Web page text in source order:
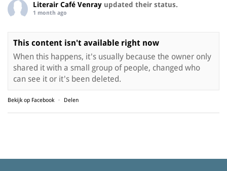
Literair Café Venray updated their status.
1 month ago
This content isn't available right now
When this happens, it's usually because the owner only
shared it with a small group of people, changed who
can see it or it's been deleted.
Bekijk op Facebook · Delen